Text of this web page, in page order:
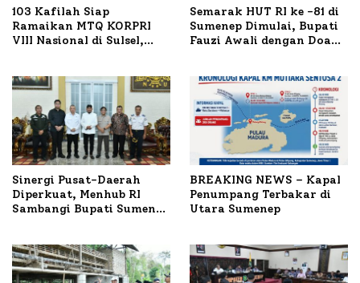
103 Kafilah Siap
Ramaikan MTQ KORPRI
VIII Nasional di Sulsel,
Semarak HUT RI ke -81 di
Sumenep Dimulai, Bupati
Fauzi Awali dengan Doa
Sinergi Pusat-Daerah
Diperkuat, Menhub RI
Sambangi Bupati Sumenep
BREAKING NEWS – Kapal
Penumpang Terbakar di
Utara Sumenep